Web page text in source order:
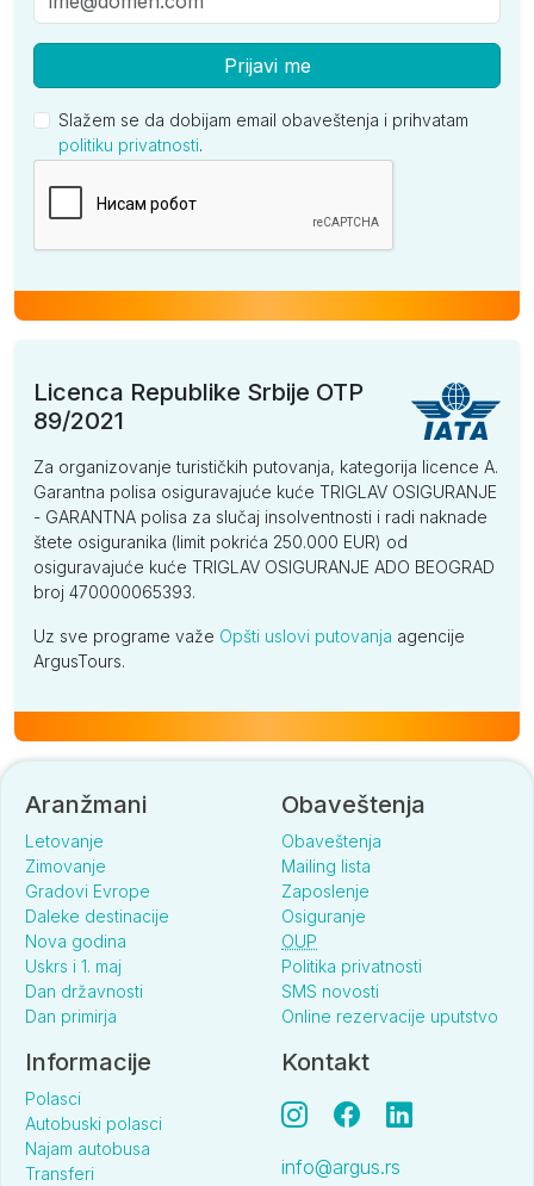
Prijavi me
Slažem se da dobijam email obaveštenja i prihvatam
politiku privatnosti.
Licenca Republike Srbije OTP
89/2021
Za organizovanje turističkih putovanja, kategorija licence A.
Garantna polisa osiguravajuće kuće TRIGLAV OSIGURANJE
- GARANTNA polisa za slučaj insolventnosti i radi naknade
štete osiguranika (limit pokrića 250.000 EUR) od
osiguravajuće kuće TRIGLAV OSIGURANJE ADO BEOGRAD
broj 470000065393.
Uz sve programe važe Opšti uslovi putovanja agencije
ArgusTours.
Aranžmani
Letovanje
Zimovanje
Gradovi Evrope
Daleke destinacije
Nova godina
Uskrs i 1. maj
Dan državnosti
Dan primirja
Obaveštenja
Obaveštenja
Mailing lista
Zaposlenje
Osiguranje
OUP
Politika privatnosti
SMS novosti
Online rezervacije uputstvo
Informacije
Polasci
Autobuski polasci
Najam autobusa
Transferi
Kontakt
info@argus.rs